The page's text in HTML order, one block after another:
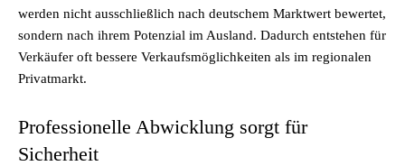
werden nicht ausschließlich nach deutschem Marktwert bewertet,
sondern nach ihrem Potenzial im Ausland. Dadurch entstehen für
Verkäufer oft bessere Verkaufsmöglichkeiten als im regionalen
Privatmarkt.
Professionelle Abwicklung sorgt für
Sicherheit